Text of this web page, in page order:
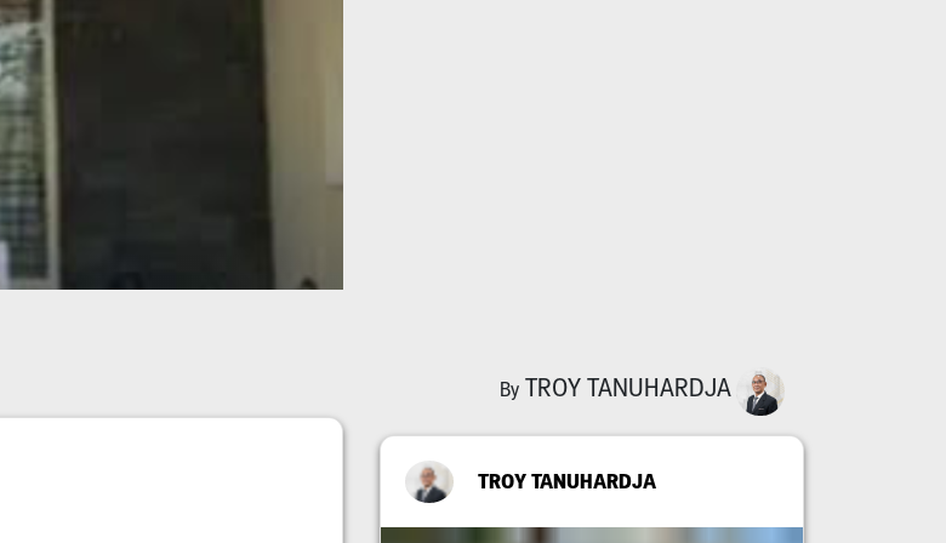
By TROY TANUHARDJA
TROY TANUHARDJA